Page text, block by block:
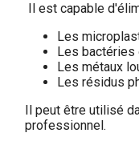
Il est capable
Les
Les
Les métaux
Les résidus
Il peut être utilisé
professionnel.